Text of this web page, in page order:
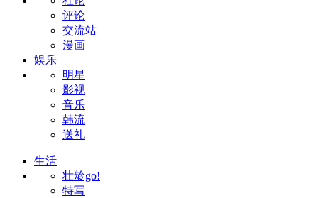
评论
交流站
漫画
娱乐
明星
影视
音乐
韩流
送礼
生活
壮龄go!
特写